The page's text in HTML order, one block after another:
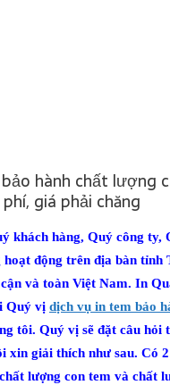
hành chất lượng
giá phải chăng
khách hàng, Quý công ty,
hoạt động trên địa bàn tỉnh
và toàn Việt Nam. In
Quý vị dịch vụ in tem bảo
tôi. Quý vị sẽ đặt câu hỏi
xin giải thích như sau. Có
lượng con tem và chất